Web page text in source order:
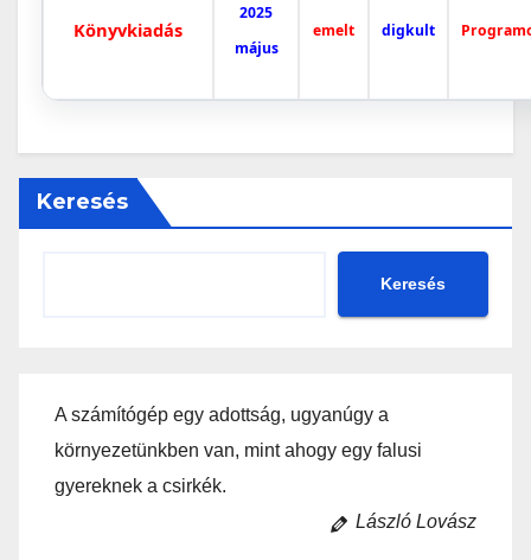
Könyvkiadás
2025
május
emelt digkult
Keresés
Keresés
A számítógép egy adottság, ugyanúgy a
környezetünkben van, mint ahogy egy falusi
gyereknek a csirkék.
László Lovász